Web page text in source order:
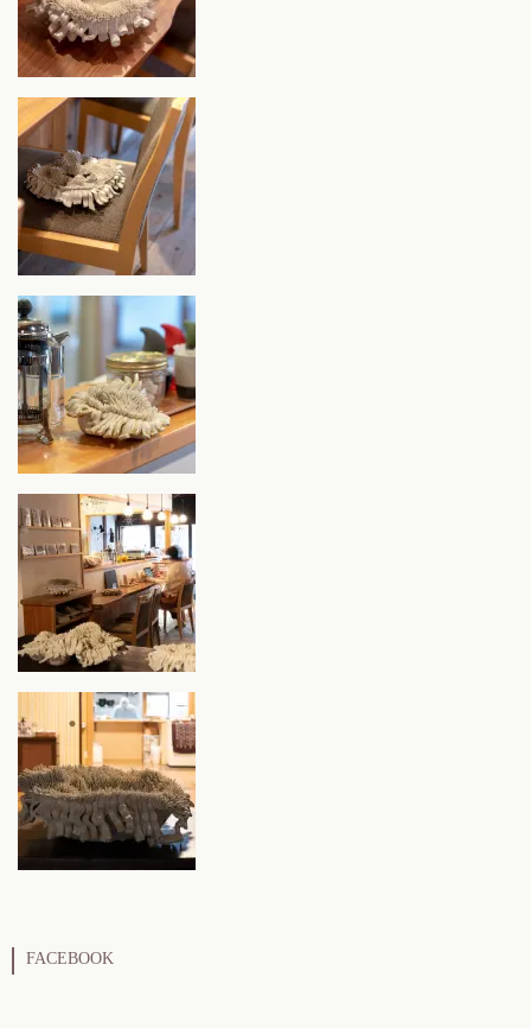
FACEBOOK